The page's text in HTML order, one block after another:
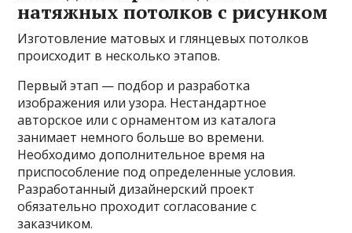
натяжных потолков с рисунком
Изготовление матовых и глянцевых потолков
происходит в несколько этапов.
Первый этап — подбор и разработка
изображения или узора. Нестандартное
авторское или с орнаментом из каталога
занимает немного больше во времени.
Необходимо дополнительное время на
приспособление под определенные условия.
Разработанный дизайнерский проект
обязательно проходит согласование с
заказчиком.